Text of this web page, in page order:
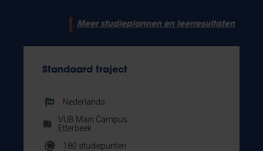
Meer studieplannen en leerresultaten
Standaard traject
Nederlands
VUB Main Campus
Etterbeek
180 studiepunten